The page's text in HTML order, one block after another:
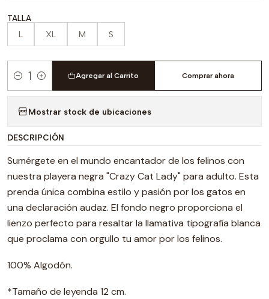
TALLA
L XL M S
Cantidad
Agregar al Carrito Comprar ahora
Mostrar stock de ubicaciones
DESCRIPCIÓN
Sumérgete en el mundo encantador de los felinos con
nuestra playera negra "Crazy Cat Lady" para adulto. Esta
prenda única combina estilo y pasión por los gatos en
una declaración audaz. El fondo negro proporciona el
lienzo perfecto para resaltar la llamativa tipografía blanca
que proclama con orgullo tu amor por los felinos.
100% Algodón.
*Tamaño de leyenda 12 cm.